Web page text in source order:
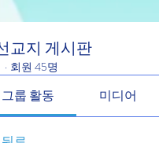
교지 게시판
· 회원 45명
그룹 활동 미디어